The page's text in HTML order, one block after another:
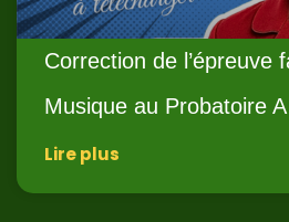
Correction de l’épreuve
Musique au Probatoire
Lire plus